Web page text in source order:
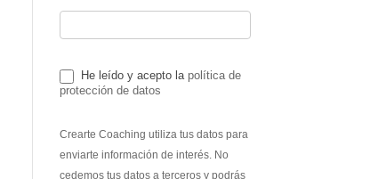
He leído y acepto la política de
protección de datos
Crearte Coaching utiliza tus datos para
enviarte información de interés. No
cedemos tus datos a terceros y podrás